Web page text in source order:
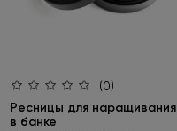
(0)
Ресницы для наращивания
в банке